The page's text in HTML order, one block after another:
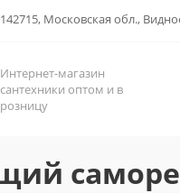
142715, Московская обл.,
Интернет-магазин
сантехники оптом и в
розницу